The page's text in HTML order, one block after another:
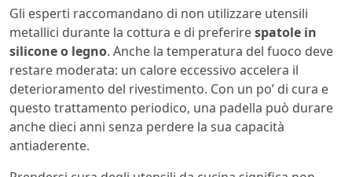
Gli esperti raccomandano di non utilizzare utensili
metallici durante la cottura e di preferirespatole in
silicone o legno. Anche la temperatura del fuoco deve
restare moderata: un calore eccessivo accelera il
deterioramento del rivestimento. Con un po’ di cura e
questo trattamento periodico, una padella può durare
anche dieci anni senza perdere la sua capacità
antiaderente.